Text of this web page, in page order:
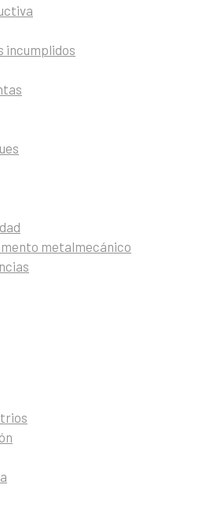
incumplidos
metalmecánico